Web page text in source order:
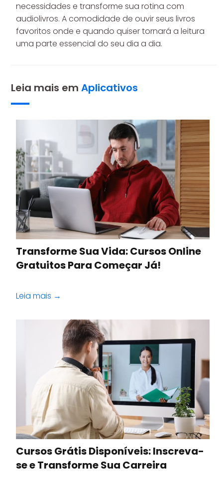
necessidades e transforme sua rotina com
audiolivros. A comodidade de ouvir seus livros
favoritos onde e quando quiser tornará a leitura
uma parte essencial do seu dia a dia.
Leia mais em Aplicativos
Transforme Sua Vida: Cursos Online
Gratuitos Para Começar Já!
Leia mais →
Cursos Grátis Disponíveis: Inscreva-
se e Transforme Sua Carreira